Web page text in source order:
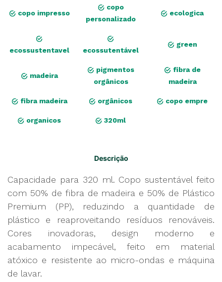
copo impresso
copo
personalizado
ecologica
ecossustentavel ecossutentável
green
madeira
pigmentos
orgânicos
fibra de
madeira
fibra madeira orgânicos copo empre
organicos 320ml
Descrição
Capacidade para 320 ml. Copo sustentável feito
com 50% de fibra de madeira e 50% de Plástico
Premium (PP), reduzindo a quantidade de
plástico e reaproveitando resíduos renováveis.
Cores inovadoras, design moderno e
acabamento impecável, feito em material
atóxico e resistente ao micro-ondas e máquina
de lavar.